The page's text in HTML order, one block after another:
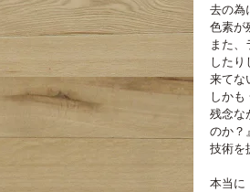
去の為
色素が
また
したり
来てな
しかも
残念な
のか？
技術を
本当に